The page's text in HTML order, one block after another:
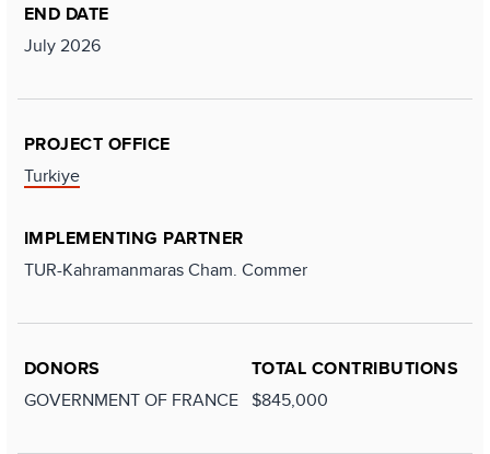
END DATE
July 2026
PROJECT OFFICE
Turkiye
IMPLEMENTING PARTNER
TUR-Kahramanmaras Cham. Commer
DONORS
GOVERNMENT OF FRANCE
TOTAL CONTRIBUTIONS
$845,000